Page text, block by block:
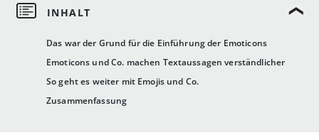
Das war der Grund für die Einführung der Emoticons
Emoticons und Co. machen Textaussagen verständlicher
So geht es weiter mit Emojis und Co.
Zusammenfassung